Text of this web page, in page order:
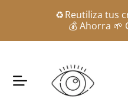
♻️ Reutiliza tus
💰 Ahorra 🌱